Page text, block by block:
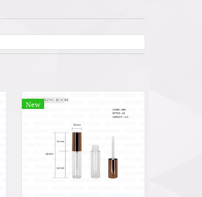
New